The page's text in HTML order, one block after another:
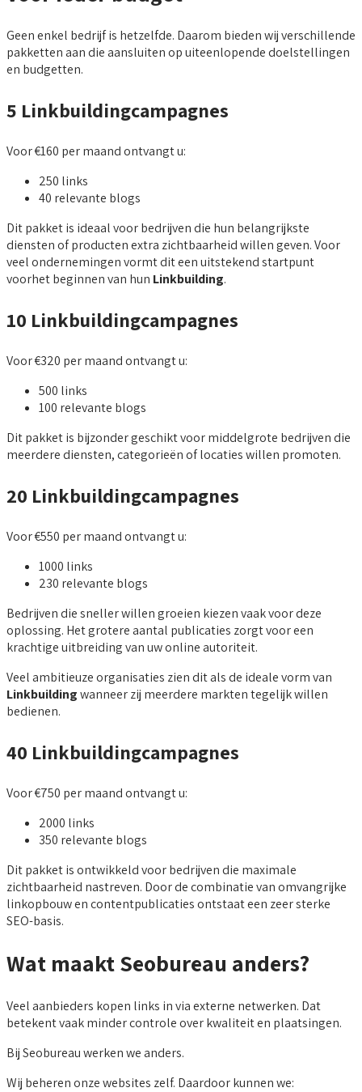
Geen enkel bedrijf is hetzelfde. Daarom bieden wij verschillende
pakketten aan die aansluiten op uiteenlopende doelstellingen
en budgetten.
5 Linkbuildingcampagnes
Voor €160 per maand ontvangt u:
250 links
40 relevante blogs
Dit pakket is ideaal voor bedrijven die hun belangrijkste
diensten of producten extra zichtbaarheid willen geven. Voor
veel ondernemingen vormt dit een uitstekend startpunt
voorhet beginnen van hun Linkbuilding.
10 Linkbuildingcampagnes
Voor €320 per maand ontvangt u:
500 links
100 relevante blogs
Dit pakket is bijzonder geschikt voor middelgrote bedrijven die
meerdere diensten, categorieën of locaties willen promoten.
20 Linkbuildingcampagnes
Voor €550 per maand ontvangt u:
1000 links
230 relevante blogs
Bedrijven die sneller willen groeien kiezen vaak voor deze
oplossing. Het grotere aantal publicaties zorgt voor een
krachtige uitbreiding van uw online autoriteit.
Veel ambitieuze organisaties zien dit als de ideale vorm van
Linkbuildingwanneer zij meerdere markten tegelijk willen
bedienen.
40 Linkbuildingcampagnes
Voor €750 per maand ontvangt u:
2000 links
350 relevante blogs
Dit pakket is ontwikkeld voor bedrijven die maximale
zichtbaarheid nastreven. Door de combinatie van omvangrijke
linkopbouw en contentpublicaties ontstaat een zeer sterke
SEO-basis.
Wat maakt Seobureau anders?
Veel aanbieders kopen links in via externe netwerken. Dat
betekent vaak minder controle over kwaliteit en plaatsingen.
Bij Seobureau werken we anders.
Wij beheren onze websites zelf. Daardoor kunnen we: